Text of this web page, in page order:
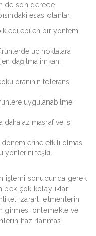
de son derece
esas olanlar;
edilebilen bir yöntem
uç noktalara
dağılma imkanı
oranının tolerans
uygulanabilme
daha az masraf ve iş
etkili olması
yönlerini teşkil
işlemi sonucunda gerek
pek çok kolaylıklar
zararlı etmenlerin
girmesi önlemekte ve
hazırlanması